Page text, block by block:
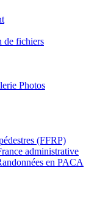
de fichiers
Photos
(FFRP)
administrative
en PACA